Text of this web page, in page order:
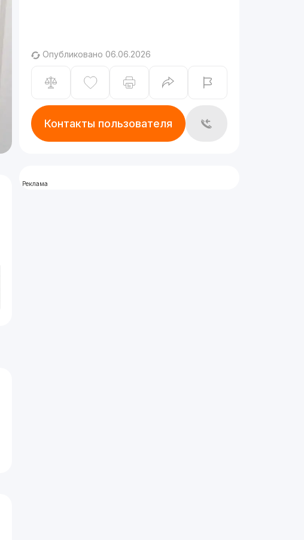
Опубликовано 06.06.2026
Контакты пользователя
Реклама